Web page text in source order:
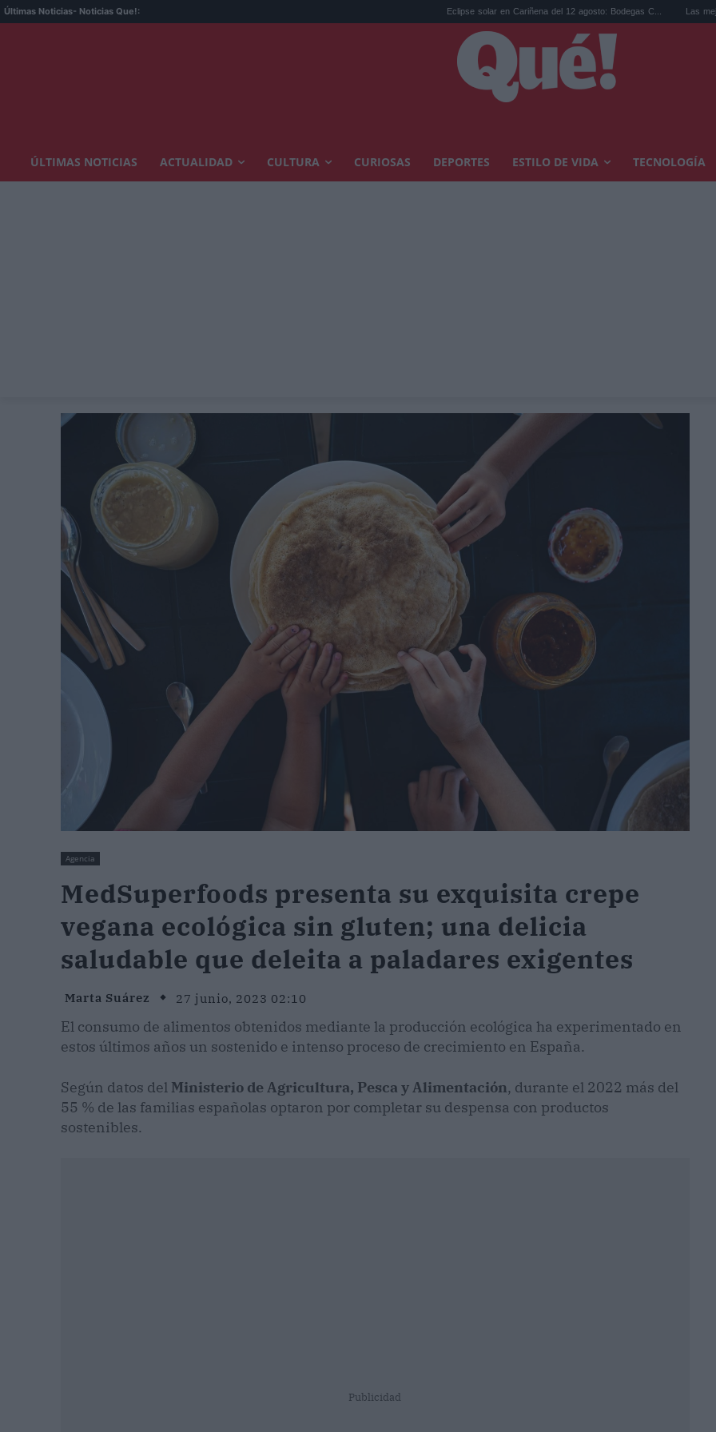
Últimas Noticias- Noticias Que!: Eclipse solar en Cariñena del 12 agosto: Bodegas C... Las mejores hipotecas
ÚLTIMAS NOTICIAS ACTUALIDAD CULTURA CURIOSAS DEPORTES ESTILO DE VIDA TECNOLOGÍA
Agencia
MedSuperfoods presenta su exquisita crepe
vegana ecológica sin gluten; una delicia
saludable que deleita a paladares exigentes
Marta Suárez 27 junio, 2023 02:10
El consumo de alimentos obtenidos mediante la producción ecológica ha experimentado en
estos últimos años un sostenido e intenso proceso de crecimiento en España.
Según datos del Ministerio de Agricultura, Pesca y Alimentación, durante el 2022 más del
55 % de las familias españolas optaron por completar su despensa con productos
sostenibles.
Publicidad